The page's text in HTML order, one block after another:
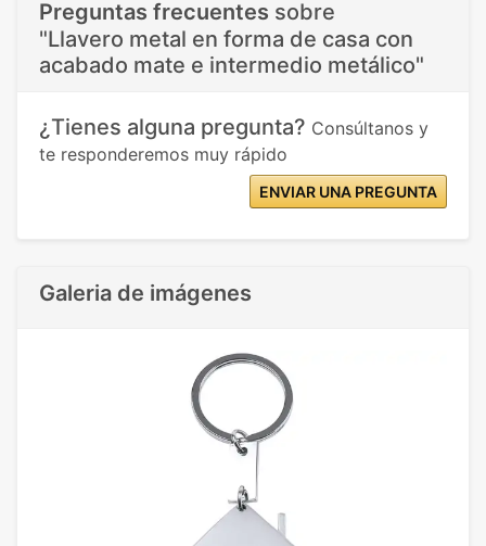
Preguntas frecuentes sobre
"Llavero metal en forma de casa con
acabado mate e intermedio metálico"
¿Tienes alguna pregunta? Consúltanos y
te responderemos muy rápido
ENVIAR UNA PREGUNTA
Galeria de imágenes